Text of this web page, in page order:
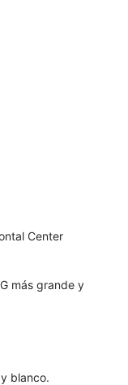
Center
más grande y
blanco.